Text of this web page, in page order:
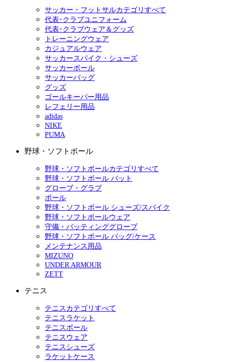
サッカー・フットサルカテゴリすべて
代表･クラブユニフォーム
代表･クラブウェア＆グッズ
トレーニングウェア
カジュアルウェア
サッカースパイク・シューズ
サッカーボール
サッカーバッグ
グッズ
ゴールキーパー用品
レフェリー用品
adidas
NIKE
PUMA
野球・ソフトボール
野球・ソフトボールカテゴリすべて
野球・ソフトボール バット
グローブ・グラブ
ボール
野球・ソフトボール シューズ/スパイク
野球・ソフトボールウェア
守備・バッティンググローブ
野球・ソフトボール バッグ/ケース
メンテナンス用品
MIZUNO
UNDER ARMOUR
ZETT
テニス
テニスカテゴリすべて
テニスラケット
テニスボール
テニスウェア
テニスシューズ
ラケットケース